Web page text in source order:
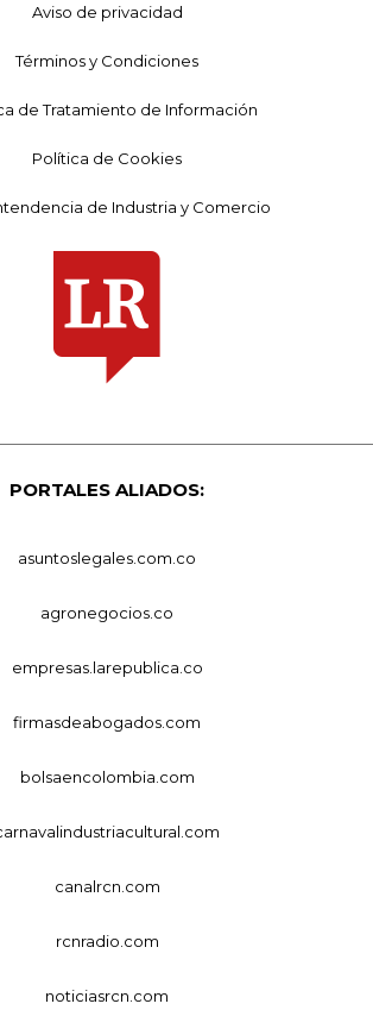
Aviso de privacidad
Términos y Condiciones
de Tratamiento de Información
Política de Cookies
de Industria y Comercio
PORTALES ALIADOS:
asuntoslegales.com.co
agronegocios.co
empresas.larepublica.co
firmasdeabogados.com
bolsaencolombia.com
canalrcn.com
rcnradio.com
noticiasrcn.com